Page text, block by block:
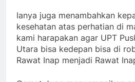
Ianya juga menambahkan
kesehatan atas perhatian di
kami harapakan agar UPT
Utara bisa kedepan bisa di
Rawat Inap menjadi Rawat